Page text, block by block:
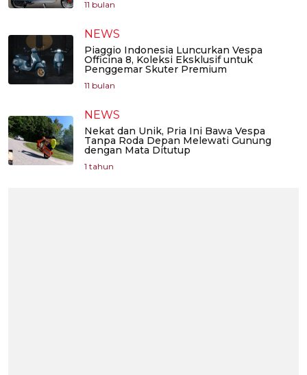
11 bulan
NEWS
Piaggio Indonesia Luncurkan Vespa
Officina 8, Koleksi Eksklusif untuk
Penggemar Skuter Premium
11 bulan
NEWS
Nekat dan Unik, Pria Ini Bawa Vespa
Tanpa Roda Depan Melewati Gunung
dengan Mata Ditutup
1 tahun